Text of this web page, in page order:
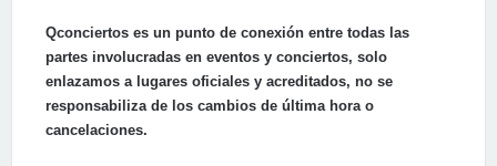
Qconciertos es un punto de conexión entre todas las
partes involucradas en eventos y conciertos, solo
enlazamos a lugares oficiales y acreditados, no se
responsabiliza de los cambios de última hora o
cancelaciones.